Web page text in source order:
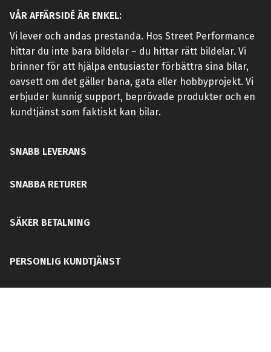
VÅR AFFÄRSIDÉ ÄR ENKEL:
Vi lever och andas prestanda. Hos Street Performance
hittar du inte bara bildelar – du hittar rätt bildelar. Vi
brinner för att hjälpa entusiaster förbättra sina bilar,
oavsett om det gäller bana, gata eller hobbyprojekt. Vi
erbjuder kunnig support, beprövade produkter och en
kundtjänst som faktiskt kan bilar.
SNABB LEVERANS
SNABBA RETURER
SÄKER BETALNING
PERSONLIG KUNDTJÄNST